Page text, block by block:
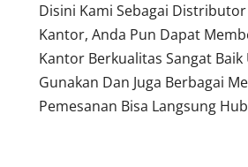
Disini Kami Sebagai
Kantor, Anda Pun Dapat
Kantor Berkualitas Sangat Baik
Gunakan Dan Juga Berbagai
Pemesanan Bisa Langsung